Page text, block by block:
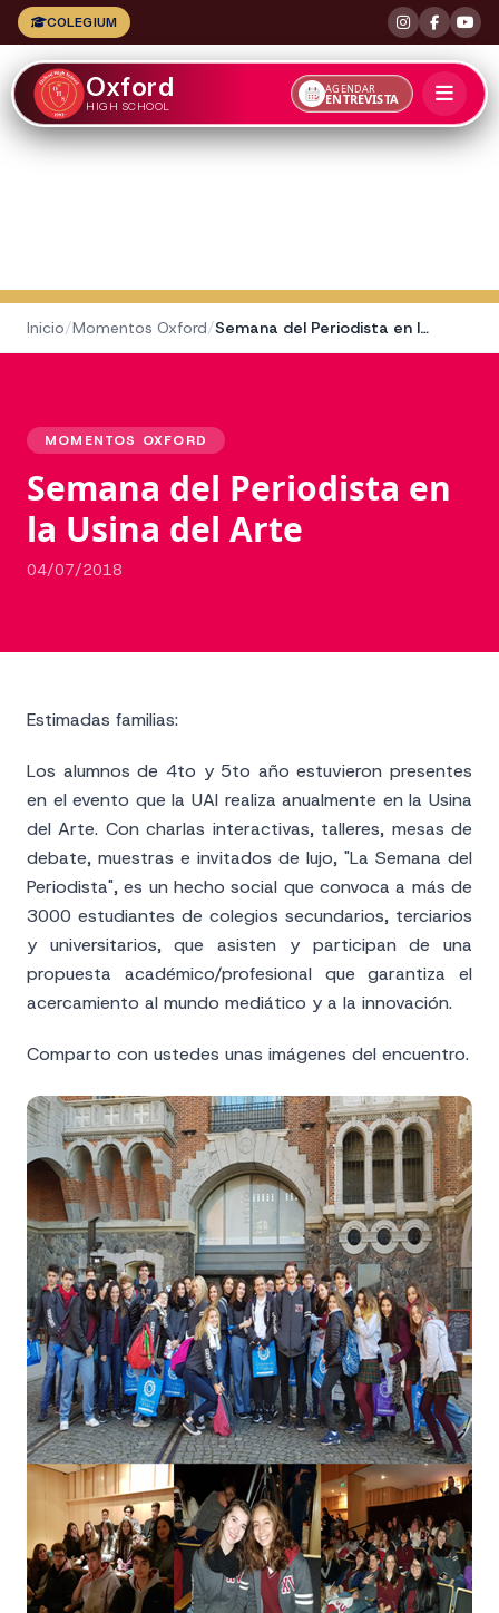
COLEGIUM
Oxford
HIGH SCHOOL
AGENDAR
ENTREVISTA
Inicio/Momentos Oxford/ Semana del Periodista en la Usina del Arte
MOMENTOS OXFORD
Semana del Periodista en
la Usina del Arte
04/07/2018
Estimadas familias:
Los alumnos de 4to y 5to año estuvieron presentes
en el evento que la UAI realiza anualmente en la Usina
del Arte. Con charlas interactivas, talleres, mesas de
debate, muestras e invitados de lujo, "La Semana del
Periodista", es un hecho social que convoca a más de
3000 estudiantes de colegios secundarios, terciarios
y universitarios, que asisten y participan de una
propuesta académico/profesional que garantiza el
acercamiento al mundo mediático y a la innovación.
Comparto con ustedes unas imágenes del encuentro.